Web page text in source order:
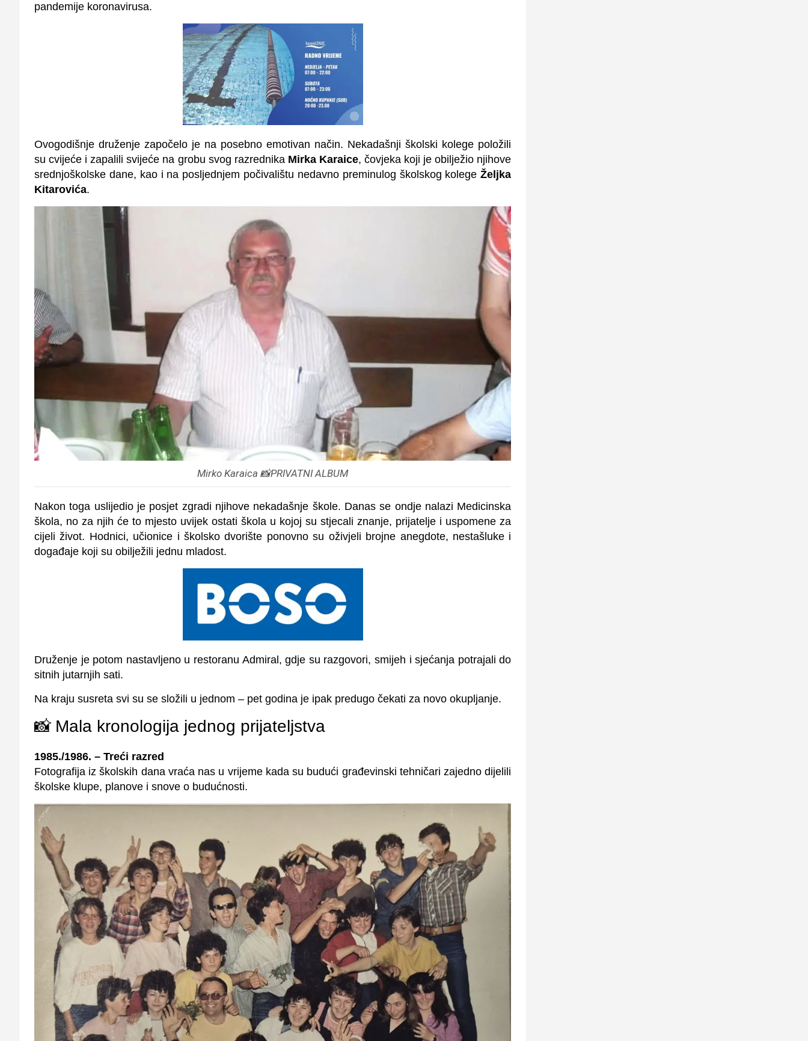
pandemije koronavirusa.
Ovogodišnje druženje započelo je na posebno emotivan način. Nekadašnji školski kolege položili
su cvijeće i zapalili svijeće na grobu svog razrednika Mirka Karaice, čovjeka koji je obilježio njihove
srednjoškolske dane, kao i na posljednjem počivalištu nedavno preminulog školskog kolegeŽeljka
Kitarovića.
Mirko Karaica 📸PRIVATNI ALBUM
Nakon toga uslijedio je posjet zgradi njihove nekadašnje škole. Danas se ondje nalazi Medicinska
škola, no za njih će to mjesto uvijek ostati škola u kojoj su stjecali znanje, prijatelje i uspomene za
cijeli život. Hodnici, učionice i školsko dvorište ponovno su oživjeli brojne anegdote, nestašluke i
događaje koji su obilježili jednu mladost.
Druženje je potom nastavljeno u restoranu Admiral, gdje su razgovori, smijeh i sjećanja potrajali do
sitnih jutarnjih sati.
Na kraju susreta svi su se složili u jednom – pet godina je ipak predugo čekati za novo okupljanje.
📸 Mala kronologija jednog prijateljstva
1985./1986. – Treći razred
Fotografija iz školskih dana vraća nas u vrijeme kada su budući građevinski tehničari zajedno dijelili
školske klupe, planove i snove o budućnosti.